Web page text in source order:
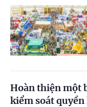
Hoàn thiện một
kiểm soát